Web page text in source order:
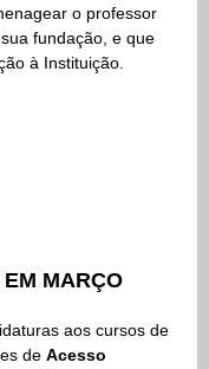
o professor
fundação, e que
à Instituição.
MARÇO
aos cursos de
de Acesso